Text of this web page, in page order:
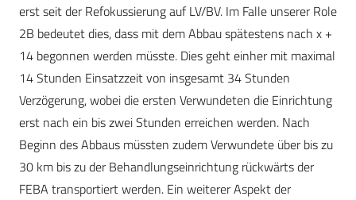
erst seit der Refokussierung auf LV/BV. Im Falle unserer Role
2B bedeutet dies, dass mit dem Abbau spätestens nach x +
14 begonnen werden müsste. Dies geht einher mit maximal
14 Stunden Einsatzzeit von insgesamt 34 Stunden
Verzögerung, wobei die ersten Verwundeten die Einrichtung
erst nach ein bis zwei Stunden erreichen werden. Nach
Beginn des Abbaus müssten zudem Verwundete über bis zu
30 km bis zu der Behandlungseinrichtung rückwärts der
FEBA transportiert werden. Ein weiterer Aspekt der